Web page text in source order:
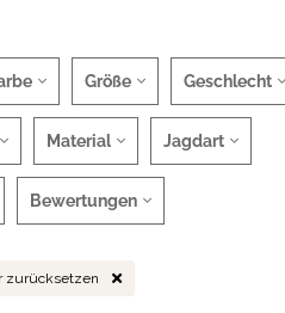
Größe Geschlecht
Material Jagdart
Bewertungen
zurücksetzen